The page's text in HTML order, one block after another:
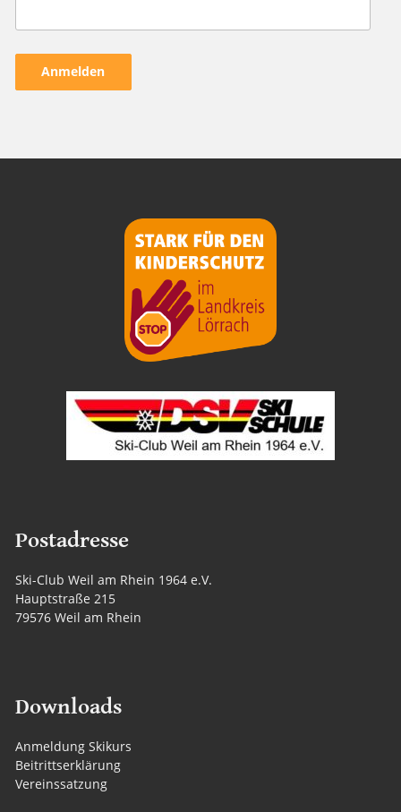
Postadresse
Ski-Club Weil am Rhein 1964 e.V.
Hauptstraße 215
79576 Weil am Rhein
Downloads
Anmeldung Skikurs
Beitrittserklärung
Vereinssatzung